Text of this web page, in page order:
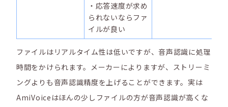
・応答速度が求め
られないならファ
イルが良い
ファイルはリアルタイム性は低いですが、音声認識に処理
時間をかけられます。メーカーによりますが、ストリーミ
ングよりも音声認識精度を上げることができます。実は
AmiVoiceはほんの少しファイルの方が音声認識が高くな